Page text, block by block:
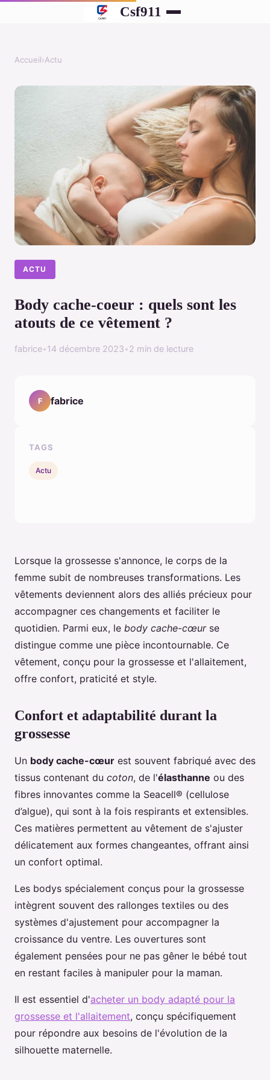
Csf911
Accueil›Actu
ACTU
Body cache-coeur : quels sont les
atouts de ce vêtement ?
fabrice•14 décembre 2023•2 min de lecture
Lorsque la grossesse s'annonce, le corps de la
femme subit de nombreuses transformations. Les
vêtements deviennent alors des alliés précieux pour
accompagner ces changements et faciliter le
quotidien. Parmi eux, le body cache-cœurse
distingue comme une pièce incontournable. Ce
vêtement, conçu pour la grossesse et l'allaitement,
offre confort, praticité et style.
Confort et adaptabilité durant la
grossesse
Un body cache-cœur est souvent fabriqué avec des
tissus contenant du coton, de l'élasthanne ou des
fibres innovantes comme la Seacell® (cellulose
d’algue), qui sont à la fois respirants et extensibles.
Ces matières permettent au vêtement de s'ajuster
délicatement aux formes changeantes, offrant ainsi
un confort optimal.
Les bodys spécialement conçus pour la grossesse
intègrent souvent des rallonges textiles ou des
systèmes d'ajustement pour accompagner la
croissance du ventre. Les ouvertures sont
également pensées pour ne pas gêner le bébé tout
en restant faciles à manipuler pour la maman.
Il est essentiel d'acheter un body adapté pour la
grossesse et l'allaitement, conçu spécifiquement
pour répondre aux besoins de l'évolution de la
silhouette maternelle.
F fabrice
TAGS
Actu